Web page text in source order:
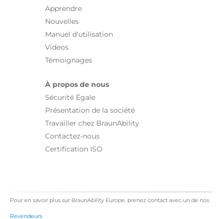
Apprendre
Nouvelles
Manuel d'utilisation
Videos
Témoignages
À propos de nous
Sécurité Égale
Présentation de la société
Travailler chez BraunAbility
Contactez-nous
Certification ISO
Pour en savoir plus sur BraunAbility Europe, prenez contact avec un de nos
Revendeurs